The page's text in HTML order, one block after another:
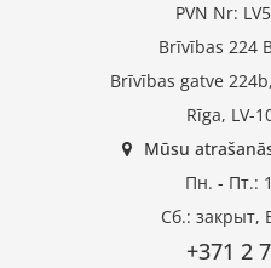
PVN Nr:
Brīvības 224
Brīvības gatve
Rīga, LV-
Mūsu
Пн. - Пт.:
Сб.: закрыт,
+371 2